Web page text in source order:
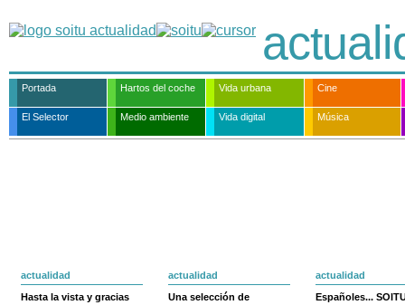
Portada Hartos del coche Vida urbana Cine
El Selector Medio ambiente Vida digital Música
actualidad
Hasta la vista y gracias
actualidad
Una selección de
actualidad
Españoles...